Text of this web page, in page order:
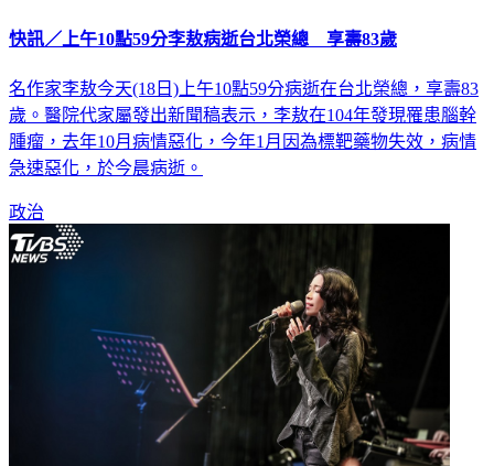
快訊／上午10點59分李敖病逝台北榮總 享壽83歲
名作家李敖今天(18日)上午10點59分病逝在台北榮總，享壽83
歲。醫院代家屬發出新聞稿表示，李敖在104年發現罹患腦幹
腫瘤，去年10月病情惡化，今年1月因為標靶藥物失效，病情
急速惡化，於今晨病逝。
政治